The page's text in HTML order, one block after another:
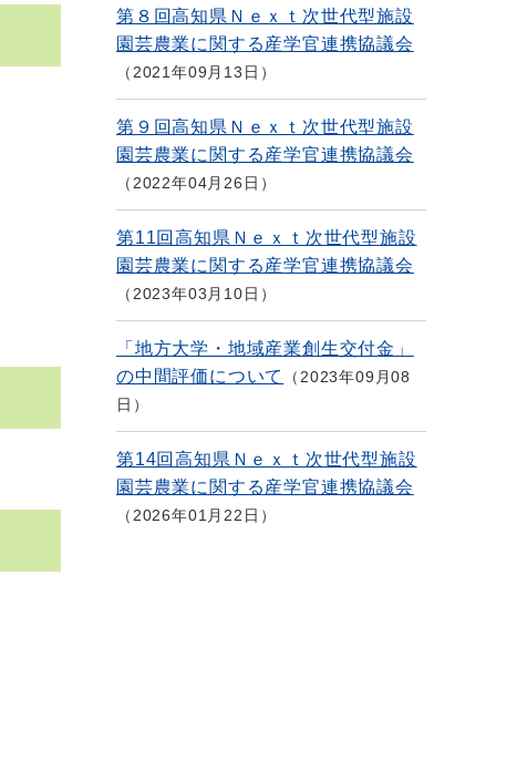
第８回高知県Ｎｅｘｔ次世代型施設
園芸農業に関する産学官連携協議会
2021年09月13日
第９回高知県Ｎｅｘｔ次世代型施設
園芸農業に関する産学官連携協議会
2022年04月26日
第11回高知県Ｎｅｘｔ次世代型施設
園芸農業に関する産学官連携協議会
2023年03月10日
「地方大学・地域産業創生交付金」
の中間評価について
2023年09月08
日
第14回高知県Ｎｅｘｔ次世代型施設
園芸農業に関する産学官連携協議会
2026年01月22日